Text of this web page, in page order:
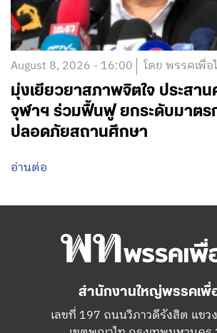
August 8, 2026 - 16:00 โดย พรรคเพื่อ
มุ่งเยียวยาสภาพจิตใจ ประสา
จุฬาฯ ร่วมฟื้นฟู ยกระดับมาตร
ปลอดภัยสถานศึกษา
อ่านต่อ
สำนักงานใหญ่พรรคเพื่
เลขที่ 197 ถนนวิภาวดีรังสิต แขว